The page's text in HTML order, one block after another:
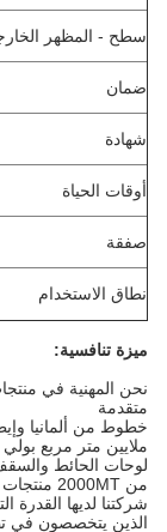
سطح - المظهر
ضمان
شهادة
أوقات الحياة
صفقة
نطاق الاستخدام
ميزة تنافسية:
نحن المهنية في منتجات
متقدمة
ملايين متر مربع بولي
من 2000MT منتجات PVC الأخرى.
شركتنا لديها القدرة
الذين يتخصصون في